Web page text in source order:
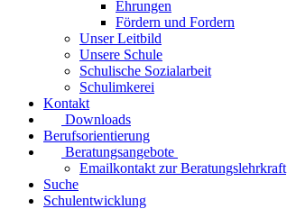
Ehrungen
Fördern und Fordern
Unser Leitbild
Unsere Schule
Schulische Sozialarbeit
Schulimkerei
Kontakt
Downloads
Berufsorientierung
Beratungsangebote
Emailkontakt zur Beratungslehrkraft
Suche
Schulentwicklung